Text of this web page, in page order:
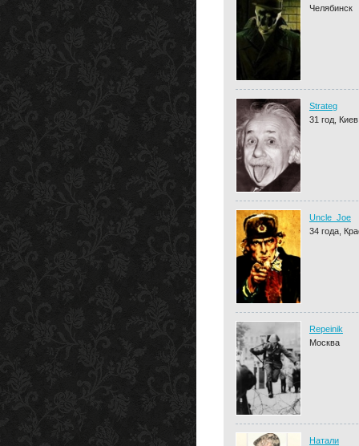
Челябинск
Strateg
31 год, Киев
Uncle_Joe
34 года,
Repeinik
Москва
Натали